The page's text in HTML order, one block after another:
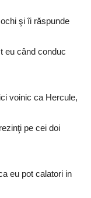
şi îi răspunde
eu când conduc
voinic ca Hercule,
pe cei doi
eu pot calatori in